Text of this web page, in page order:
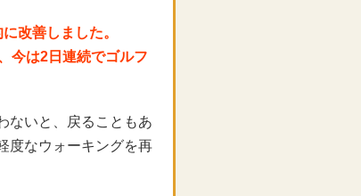
改善しました。
今は2日連続でゴルフ
ないと、戻ることもあ
度なウォーキングを再